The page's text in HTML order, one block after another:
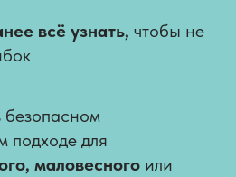
всё узнать, чтобы не
безопасном
подходе для
маловесного или